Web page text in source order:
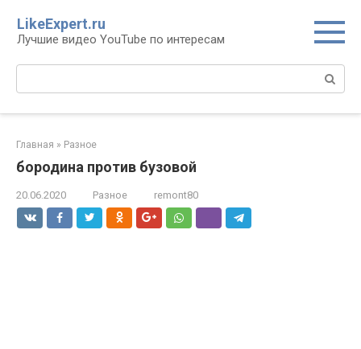
контенту
LikeExpert.ru
Лучшие видео YouTube по интересам
Главная » Разное
бородина против бузовой
20.06.2020 Разное remont80